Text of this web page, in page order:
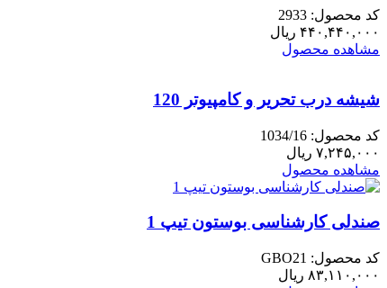
کد محصول: 2933
۴۴۰,۴۴۰,۰۰۰ ریال
مشاهده محصول
شیشه درب تحریر و کامپیوتر 120
کد محصول: 1034/16
۷,۲۴۵,۰۰۰ ریال
مشاهده محصول
صندلی کارشناسی بوستون تیپ 1
کد محصول: GBO21
۸۳,۱۱۰,۰۰۰ ریال